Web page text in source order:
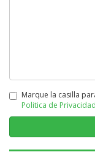
Marque la casilla
Politica de Privacidad